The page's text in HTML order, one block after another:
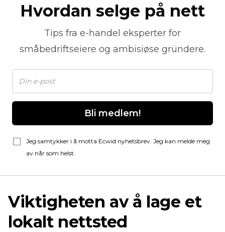
Hvordan selge på nett
Tips fra e-handel eksperter for
småbedriftseiere og ambisiøse gründere.
Bli medlem!
Jeg samtykker i å motta Ecwid nyhetsbrev. Jeg kan melde meg
av når som helst.
Viktigheten av å lage et
lokalt nettsted